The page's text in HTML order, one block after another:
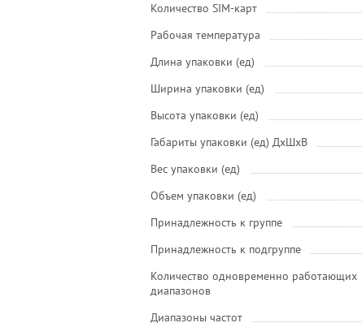
Количество SIM-карт
Рабочая температура
Длина упаковки (ед)
Ширина упаковки (ед)
Высота упаковки (ед)
Габариты упаковки (ед) ДхШхВ
Вес упаковки (ед)
Объем упаковки (ед)
Принадлежность к группе
Принадлежность к подгруппе
Количество одновременно работающих
диапазонов
Диапазоны частот